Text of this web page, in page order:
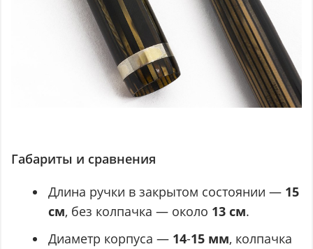
Габариты и сравнения
Длина ручки в закрытом состоянии — 15
cм, без колпачка — около 13 cм.
Диаметр корпуса — 14-15 мм, колпачка